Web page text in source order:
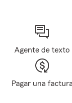
Agente de texto
Pagar una